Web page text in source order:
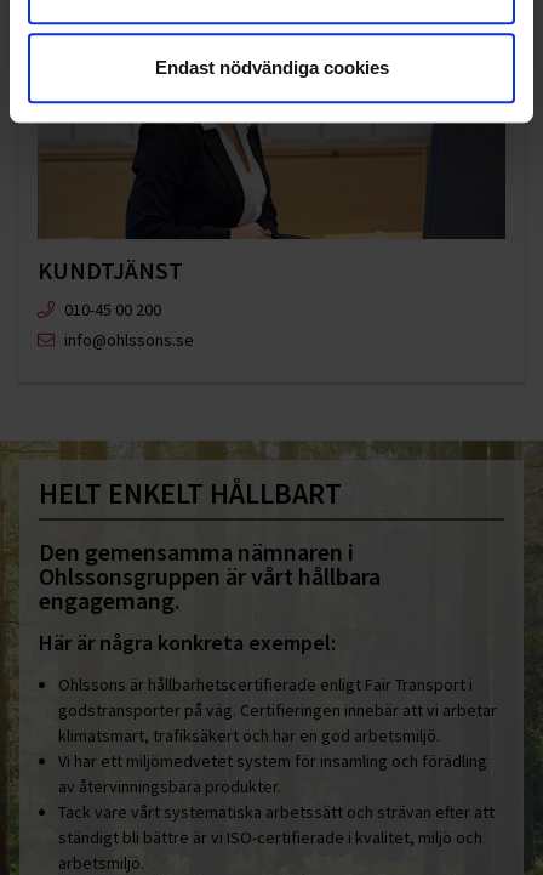
Endast nödvändiga cookies
KUNDTJÄNST
010-45 00 200​
info@ohlssons.se
HELT ENKELT HÅLLBART
Den gemensamma nämnaren i
Ohlssonsgruppen är vårt hållbara
engagemang.
Här är några konkreta exempel:
Ohlssons är hållbarhetscertifierade enligt Fair Transport i
godstransporter på väg. Certifieringen innebär att vi arbetar
klimatsmart, trafiksäkert och har en god arbetsmiljö.
Vi har ett miljömedvetet system för insamling och förädling
av återvinningsbara produkter.
Tack vare vårt systematiska arbetssätt och strävan efter att
ständigt bli bättre är vi ISO-certifierade i kvalitet, miljö och
arbetsmiljö.